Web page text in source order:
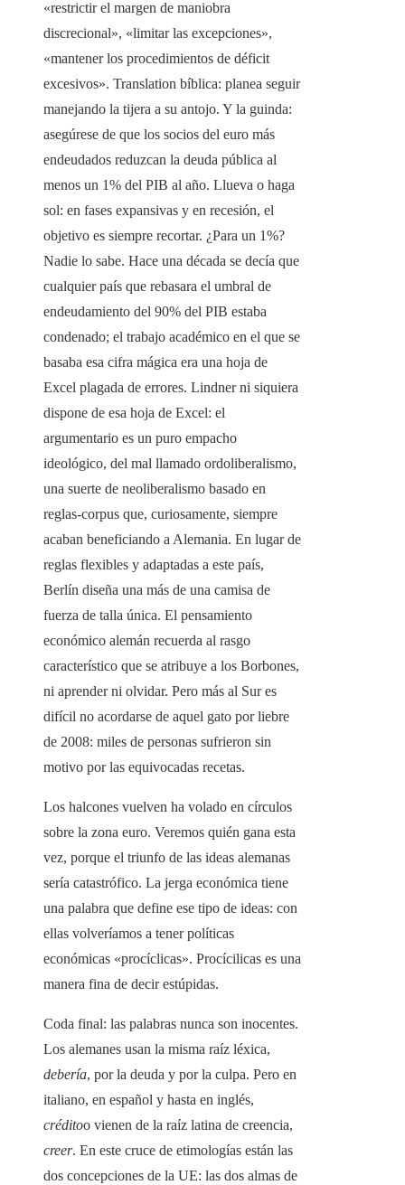
«restrictir el margen de maniobra
discrecional», «limitar las excepciones»,
«mantener los procedimientos de déficit
excesivos». Translation bíblica: planea seguir
manejando la tijera a su antojo. Y la guinda:
asegúrese de que los socios del euro más
endeudados reduzcan la deuda pública al
menos un 1% del PIB al año. Llueva o haga
sol: en fases expansivas y en recesión, el
objetivo es siempre recortar. ¿Para un 1%?
Nadie lo sabe. Hace una década se decía que
cualquier país que rebasara el umbral de
endeudamiento del 90% del PIB estaba
condenado; el trabajo académico en el que se
basaba esa cifra mágica era una hoja de
Excel plagada de errores. Lindner ni siquiera
dispone de esa hoja de Excel: el
argumentario es un puro empacho
ideológico, del mal llamado ordoliberalismo,
una suerte de neoliberalismo basado en
reglas-corpus que, curiosamente, siempre
acaban beneficiando a Alemania. En lugar de
reglas flexibles y adaptadas a este país,
Berlín diseña una más de una camisa de
fuerza de talla única. El pensamiento
económico alemán recuerda al rasgo
característico que se atribuye a los Borbones,
ni aprender ni olvidar. Pero más al Sur es
difícil no acordarse de aquel gato por liebre
de 2008: miles de personas sufrieron sin
motivo por las equivocadas recetas.
Los halcones vuelven ha volado en círculos
sobre la zona euro. Veremos quién gana esta
vez, porque el triunfo de las ideas alemanas
sería catastrófico. La jerga económica tiene
una palabra que define ese tipo de ideas: con
ellas volveríamos a tener políticas
económicas «procíclicas». Procícilicas es una
manera fina de decir estúpidas.
Coda final: las palabras nunca son inocentes.
Los alemanes usan la misma raíz léxica,
debería, por la deuda y por la culpa. Pero en
italiano, en español y hasta en inglés,
créditoo vienen de la raíz latina de creencia,
creer. En este cruce de etimologías están las
dos concepciones de la UE: las dos almas de